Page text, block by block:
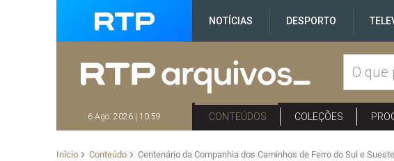
NOTÍCIAS DESPORTO
6 Ago. 2026 | 10:59 CONTEÚDOS COLEÇÕES
Início Conteúdo Centenário da Companhia dos Caminhos de Ferro do Sul e Sueste